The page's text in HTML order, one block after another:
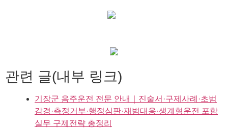
관련 글(내부 링크)
기장군 음주운전 전문 안내｜진술서·구제사례·초범
감경·측정거부·행정심판·재범대응·생계형운전 포함
실무 구제전략 총정리